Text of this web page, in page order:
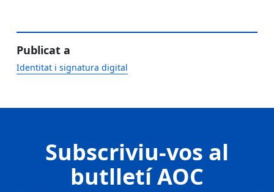
Publicat a
Identitat i signatura digital
Subscriviu-vos al
butlletí AOC